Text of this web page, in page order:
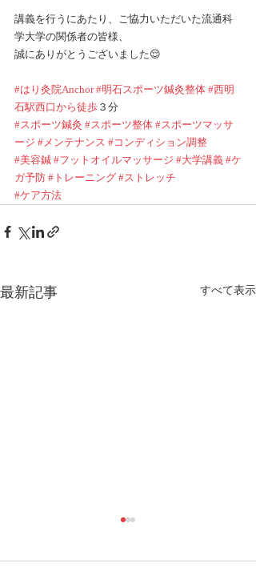
講義を行うにあたり、ご協力いただいた流通科
学大学の関係者の皆様、
誠にありがとうございました😌
#はり灸院Anchor #明石スポーツ鍼灸整体 #西明
石駅西口から徒歩 ３分
#スポーツ鍼灸 #スポーツ整体 #スポーツマッサ
ージ #メンテナンス #コンディション調整
#美容鍼 #フットオイルマッサージ #大学講義 #ケ
ガ予防 #トレーニング #ストレッチ
#ケア方法
最新記事 すべて表示